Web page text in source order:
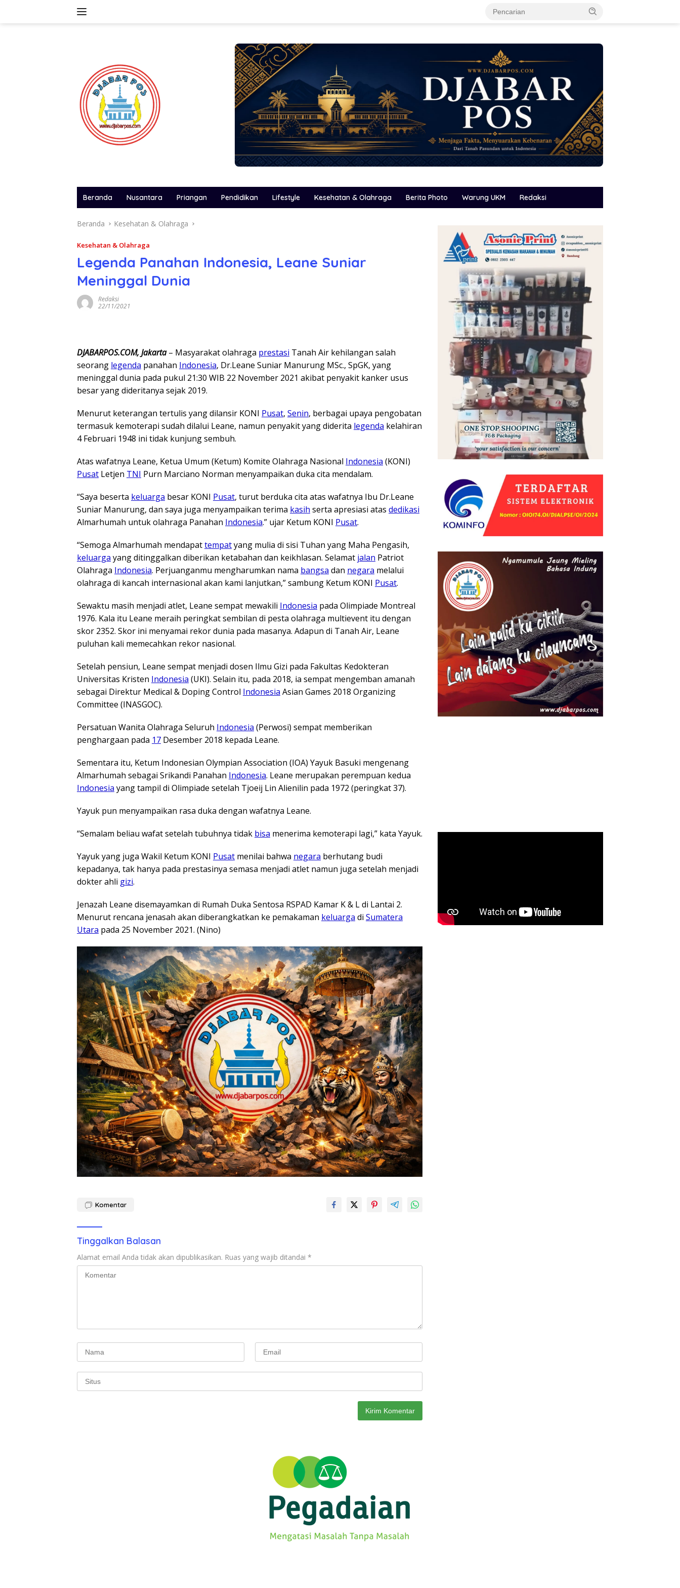
Beranda Nusantara Priangan Pendidikan Lifestyle Kesehatan & Olahraga Berita Photo Warung UKM Redaksi
Beranda Kesehatan & Olahraga
Kesehatan & Olahraga
Legenda Panahan Indonesia, Leane Suniar
Meninggal Dunia
Redaksi
22/11/2021
DJABARPOS.COM, Jakarta– Masyarakat olahraga prestasi Tanah Air kehilangan salah
seorang legenda panahan Indonesia, Dr.Leane Suniar Manurung MSc., SpGK, yang
meninggal dunia pada pukul 21:30 WIB 22 November 2021 akibat penyakit kanker usus
besar yang dideritanya sejak 2019.
Menurut keterangan tertulis yang dilansir KONI Pusat, Senin, berbagai upaya pengobatan
termasuk kemoterapi sudah dilalui Leane, namun penyakit yang diderita legenda kelahiran
4 Februari 1948 ini tidak kunjung sembuh.
Atas wafatnya Leane, Ketua Umum (Ketum) Komite Olahraga Nasional Indonesia (KONI)
Pusat Letjen TNI Purn Marciano Norman menyampaikan duka cita mendalam.
“Saya beserta keluarga besar KONI Pusat, turut berduka cita atas wafatnya Ibu Dr.Leane
Suniar Manurung, dan saya juga menyampaikan terima kasih serta apresiasi atas dedikasi
Almarhumah untuk olahraga Panahan Indonesia.” ujar Ketum KONI Pusat.
“Semoga Almarhumah mendapattempatyang mulia di sisi Tuhan yang Maha Pengasih,
keluarga yang ditinggalkan diberikan ketabahan dan keikhlasan. Selamat jalan Patriot
Olahraga Indonesia. Perjuanganmu mengharumkan nama bangsa dan negara melalui
olahraga di kancah internasional akan kami lanjutkan,” sambung Ketum KONI Pusat.
Sewaktu masih menjadi atlet, Leane sempat mewakili Indonesia pada Olimpiade Montreal
1976. Kala itu Leane meraih peringkat sembilan di pesta olahraga multievent itu dengan
skor 2352. Skor ini menyamai rekor dunia pada masanya. Adapun di Tanah Air, Leane
puluhan kali memecahkan rekor nasional.
Setelah pensiun, Leane sempat menjadi dosen Ilmu Gizi pada Fakultas Kedokteran
Universitas Kristen Indonesia (UKI). Selain itu, pada 2018, ia sempat mengemban amanah
sebagai Direktur Medical & Doping Control Indonesia Asian Games 2018 Organizing
Committee (INASGOC).
Persatuan Wanita Olahraga Seluruh Indonesia (Perwosi) sempat memberikan
penghargaan pada 17 Desember 2018 kepada Leane.
Sementara itu, Ketum Indonesian Olympian Association (IOA) Yayuk Basuki mengenang
Almarhumah sebagai Srikandi Panahan Indonesia. Leane merupakan perempuan kedua
Indonesia yang tampil di Olimpiade setelah Tjoeij Lin Alienilin pada 1972 (peringkat 37).
Yayuk pun menyampaikan rasa duka dengan wafatnya Leane.
“Semalam beliau wafat setelah tubuhnya tidak bisa menerima kemoterapi lagi,” kata Yayuk.
Yayuk yang juga Wakil Ketum KONI Pusat menilai bahwa negara berhutang budi
kepadanya, tak hanya pada prestasinya semasa menjadi atlet namun juga setelah menjadi
dokter ahli gizi.
Jenazah Leane disemayamkan di Rumah Duka Sentosa RSPAD Kamar K & L di Lantai 2.
Menurut rencana jenasah akan diberangkatkan ke pemakaman keluarga di Sumatera
Utara pada 25 November 2021. (Nino)
Komentar
Tinggalkan Balasan
Alamat email Anda tidak akan dipublikasikan. Ruas yang wajib ditandai *